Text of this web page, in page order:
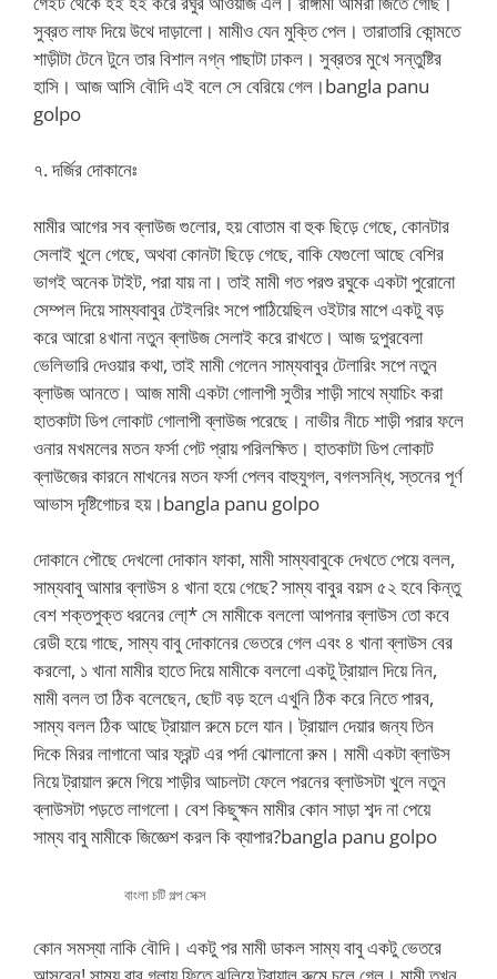
সুব্রত লাফ দিয়ে উথে দাড়ালো। মামীও যেন মুক্তি পেল। তারাতারি কোন্মতে
শাড়ীটা টেনে টুনে তার বিশাল নগ্ন পাছাটা ঢাকল। সুব্রতর মুখে সন্তুষ্টির
হাসি। আজ আসি বৌদি এই বলে সে বেরিয়ে গেল।bangla panu
golpo
৭. দর্জির দোকানেঃ
মামীর আগের সব ব্লাউজ গুলোর, হয় বোতাম বা হুক ছিড়ে গেছে, কোনটার
সেলাই খুলে গেছে, অথবা কোনটা ছিড়ে গেছে, বাকি যেগুলো আছে বেশির
ভাগই অনেক টাইট, পরা যায় না। তাই মামী গত পরশু রঘুকে একটা পুরোনো
সেম্পল দিয়ে সাম্যবাবুর টেইলরিং সপে পাঠিয়েছিল ওইটার মাপে একটু বড়
করে আরো ৪খানা নতুন ব্লাউজ সেলাই করে রাখতে। আজ দুপুরবেলা
ভেলিভারি দেওয়ার কথা, তাই মামী গেলেন সাম্যবাবুর টেলারিং সপে নতুন
ব্লাউজ আনতে। আজ মামী একটা গোলাপী সুতীর শাড়ী সাথে ম্যাচিং করা
হাতকাটা ডিপ লোকাট গোলাপী ব্লাউজ পরেছে। নাভীর নীচে শাড়ী পরার ফলে
ওনার মখমলের মতন ফর্সা পেট প্রায় পরিলক্ষিত। হাতকাটা ডিপ লোকাট
ব্লাউজের কারনে মাখনের মতন ফর্সা পেলব বাহুযুগল, বগলসন্ধি, স্তনের পূর্ণ
আভাস দৃষ্টিগোচর হয়।bangla panu golpo
দোকানে পৌছে দেখলো দোকান ফাকা, মামী সাম্যবাবুকে দেখতে পেয়ে বলল,
সাম্যবাবু আমার ব্লাউস ৪ খানা হয়ে গেছে? সাম্য বাবুর বয়স ৫২ হবে কিন্তু
বেশ শক্তপুক্ত ধরনের লো্* সে মামীকে বললো আপনার ব্লাউস তো কবে
রেডী হয়ে গাছে, সাম্য বাবু দোকানের ভেতরে গেল এবং ৪ খানা ব্লাউস বের
করলো, ১ খানা মামীর হাতে দিয়ে মামীকে বললো একটু ট্রায়াল দিয়ে নিন,
মামী বলল তা ঠিক বলেছেন, ছোট বড় হলে এখুনি ঠিক করে নিতে পারব,
সাম্য বলল ঠিক আছে ট্রায়াল রুমে চলে যান। ট্রায়াল দেয়ার জন্য তিন
দিকে মিরর লাগানো আর ফ্রন্ট এর পর্দা ঝোলানো রুম। মামী একটা ব্লাউস
নিয়ে ট্রায়াল রুমে গিয়ে শাড়ীর আচলটা ফেলে পরনের ব্লাউসটা খুলে নতুন
ব্লাউসটা পড়তে লাগলো। বেশ কিছুক্ষন মামীর কোন সাড়া শব্দ না পেয়ে
সাম্য বাবু মামীকে জিজ্ঞেশ করল কি ব্যাপার?bangla panu golpo
বাংলা চটি গল্প সেক্স
কোন সমস্যা নাকি বৌদি। একটু পর মামী ডাকল সাম্য বাবু একটু ভেতরে